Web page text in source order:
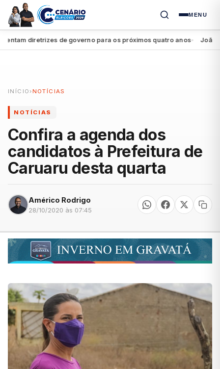
MENU
diretrizes de governo para os próximos quatro anos● João
INÍCIO › NOTÍCIAS
NOTÍCIAS
Confira a agenda dos
candidatos à Prefeitura de
Caruaru desta quarta
Américo Rodrigo
28/10/2020 às 07:45